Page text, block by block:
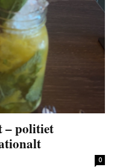
– politiet
0